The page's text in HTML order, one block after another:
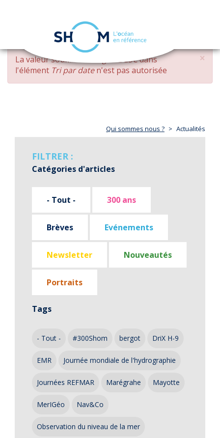
Aller
contenu
principal
navigation
×
MESSAGE
D'ERREUR
La valeur soumise changed DESCdans
l'élément Tri par daten'est pas autorisée
Qui sommes nous ? Actualités
FILTRER :
Catégories d'articles
- Tout - 300 ans
Brèves Evénements
Newsletter Nouveautés
Portraits
Tags
- Tout - #300Shom bergot DriX H-9
EMR Journée mondiale de l'hydrographie
Journées REFMAR Marégrahe Mayotte
MerIGéo Nav&Co
Observation du niveau de la mer